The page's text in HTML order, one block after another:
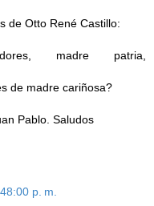
de Otto René Castillo:
madre patria,
de madre cariñosa?
Pablo. Saludos
p. m.